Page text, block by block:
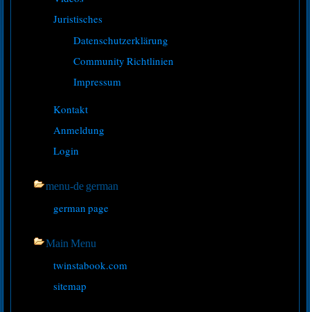
Juristisches
Datenschutzerklärung
Community Richtlinien
Impressum
Kontakt
Anmeldung
Login
menu-de german
german page
Main Menu
twinstabook.com
sitemap